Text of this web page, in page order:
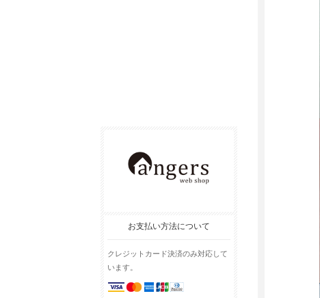
お支払い方法について
クレジットカード決済のみ対応して
います。